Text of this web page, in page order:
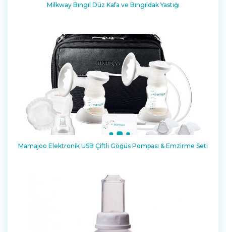
Milkway Bıngıl Düz Kafa ve Bıngıldak Yastığı
Mamajoo Elektronik USB Çiftli Göğüs Pompası & Emzirme Seti